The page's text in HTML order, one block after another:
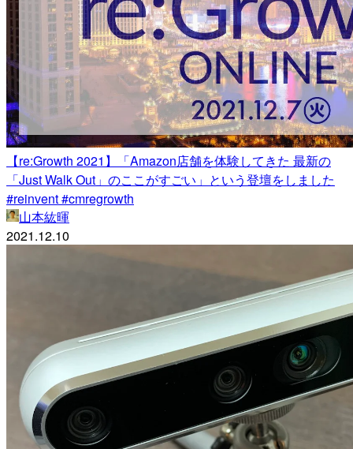
【re:Growth 2021】「Amazon店舗を体験してきた 最新の
「Just Walk Out」のここがすごい」という登壇をしました
#reinvent #cmregrowth
山本紘暉
2021.12.10